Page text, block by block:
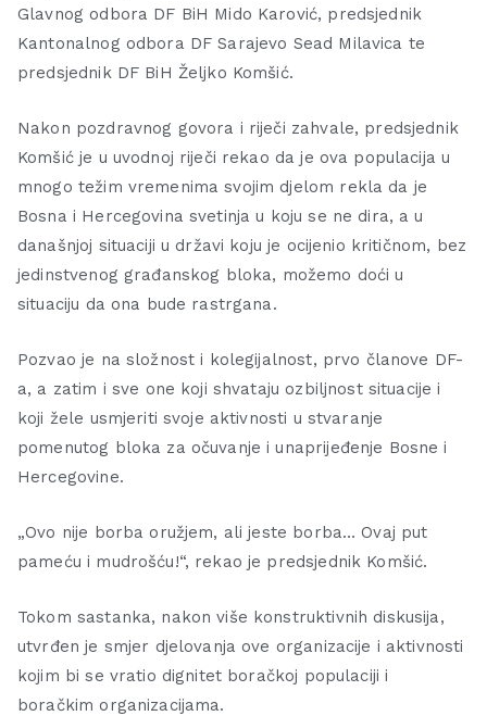
Glavnog odbora DF BiH Mido Karović, predsjednik
Kantonalnog odbora DF Sarajevo Sead Milavica te
predsjednik DF BiH Željko Komšić.
Nakon pozdravnog govora i riječi zahvale, predsjednik
Komšić je u uvodnoj riječi rekao da je ova populacija u
mnogo težim vremenima svojim djelom rekla da je
Bosna i Hercegovina svetinja u koju se ne dira, a u
današnjoj situaciji u državi koju je ocijenio kritičnom, bez
jedinstvenog građanskog bloka, možemo doći u
situaciju da ona bude rastrgana.
Pozvao je na složnost i kolegijalnost, prvo članove DF-
a, a zatim i sve one koji shvataju ozbiljnost situacije i
koji žele usmjeriti svoje aktivnosti u stvaranje
pomenutog bloka za očuvanje i unaprijeđenje Bosne i
Hercegovine.
„Ovo nije borba oružjem, ali jeste borba… Ovaj put
pameću i mudrošću!“, rekao je predsjednik Komšić.
Tokom sastanka, nakon više konstruktivnih diskusija,
utvrđen je smjer djelovanja ove organizacije i aktivnosti
kojim bi se vratio dignitet boračkoj populaciji i
boračkim organizacijama.